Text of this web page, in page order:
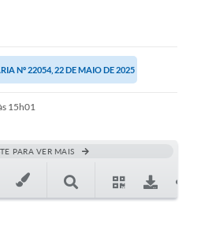
Nº 22054, 22 DE MAIO DE 2025
15h01
PARA VER MAIS